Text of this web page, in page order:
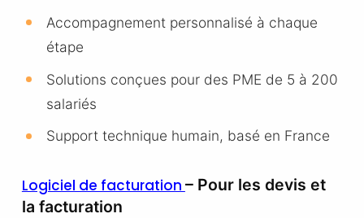
Accompagnement personnalisé à chaque
étape
Solutions conçues pour des PME de 5 à 200
salariés
Support technique humain, basé en France
Logiciel de facturation – Pour les devis et
la facturation